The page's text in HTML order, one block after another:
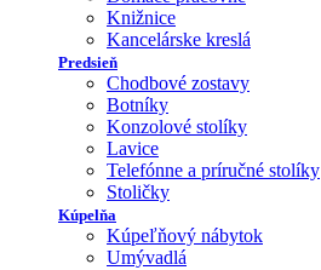
Knižnice
Kancelárske kreslá
Predsieň
Chodbové zostavy
Botníky
Konzolové stolíky
Lavice
Telefónne a príručné stolíky
Stoličky
Kúpelňa
Kúpeľňový nábytok
Umývadlá